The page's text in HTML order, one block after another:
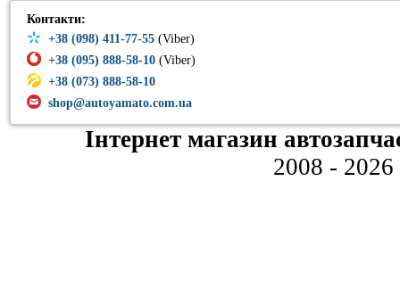
Контакти:
+38 (098) 411-77-55 (Viber)
+38 (095) 888-58-10 (Viber)
+38 (073) 888-58-10
shop@autoyamato.com.ua
Інтернет магазин
2008 - 2026